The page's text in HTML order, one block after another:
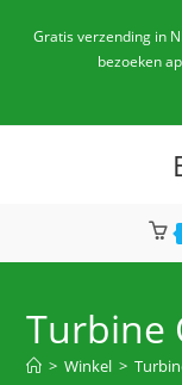
naarGratis verzending in
bezoeken
Turbine
> Winkel >